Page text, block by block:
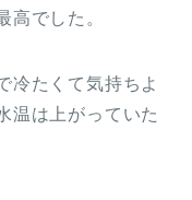
高でした。
冷たくて気持ちよ
温は上がっていた